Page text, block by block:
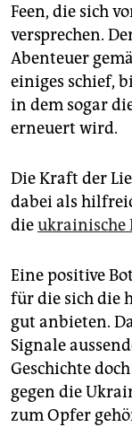
Feen, die sich
versprechen.
Abenteuer
einiges schief,
in dem sogar
erneuert wird.
Die Kraft der
dabei als
dieukrainische
Eine positive
für die sich die
gut anbieten.
Signale
Geschichte
gegen die
zum Opfer